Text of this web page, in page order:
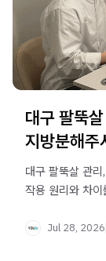
대구 팔뚝
지방분해주
대구 팔뚝살 관리
작용 원리와 차
Jul 28, 2026